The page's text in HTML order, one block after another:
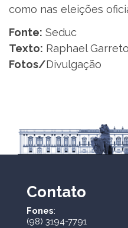
como nas eleições
Fonte: Seduc
Texto: Raphael Garreto
Fotos/Divulgação
Contato
Fones:
(98) 3194-7791